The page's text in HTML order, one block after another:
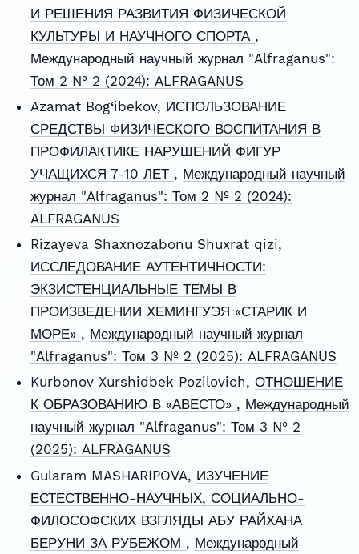
И РЕШЕНИЯ РАЗВИТИЯ ФИЗИЧЕСКОЙ
КУЛЬТУРЫ И НАУЧНОГО СПОРТА ,
Международный научный журнал "Alfraganus":
Том 2 № 2 (2024): ALFRAGANUS
Azamat Bog‘ibekov, ИСПОЛЬЗОВАНИЕ
СРЕДСТВЫ ФИЗИЧЕСКОГО ВОСПИТАНИЯ В
ПРОФИЛАКТИКЕ НАРУШЕНИЙ ФИГУР
УЧАЩИХСЯ 7-10 ЛЕТ , Международный научный
журнал "Alfraganus": Том 2 № 2 (2024):
ALFRAGANUS
Rizayeva Shaxnozabonu Shuxrat qizi,
ИССЛЕДОВАНИЕ АУТЕНТИЧНОСТИ:
ЭКЗИСТЕНЦИАЛЬНЫЕ ТЕМЫ В
ПРОИЗВЕДЕНИИ ХЕМИНГУЭЯ «СТАРИК И
МОРЕ» , Международный научный журнал
"Alfraganus": Том 3 № 2 (2025): ALFRAGANUS
Kurbonov Xurshidbek Pozilovich, ОТНОШЕНИЕ
К ОБРАЗОВАНИЮ В «АВЕСТО» , Международный
научный журнал "Alfraganus": Том 3 № 2
(2025): ALFRAGANUS
Gularam MASHARIPOVA, ИЗУЧЕНИЕ
ЕСТЕСТВЕННО-НАУЧНЫХ, СОЦИАЛЬНО-
ФИЛОСОФСКИХ ВЗГЛЯДЫ АБУ РАЙХАНА
БЕРУНИ ЗА РУБЕЖОМ , Международный